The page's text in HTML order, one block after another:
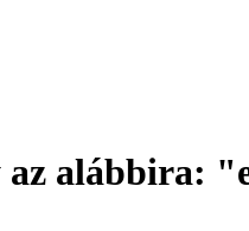
az alábbira: